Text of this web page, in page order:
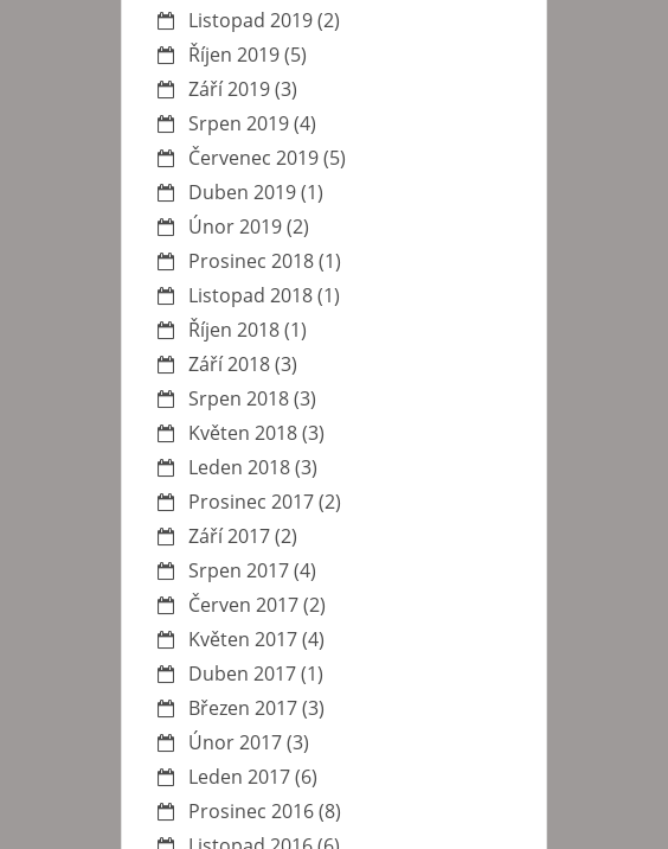
Listopad 2019(2)
Říjen 2019(5)
Září 2019(3)
Srpen 2019(4)
Červenec 2019(5)
Duben 2019(1)
Únor 2019(2)
Prosinec 2018(1)
Listopad 2018(1)
Říjen 2018(1)
Září 2018(3)
Srpen 2018(3)
Květen 2018(3)
Leden 2018(3)
Prosinec 2017(2)
Září 2017(2)
Srpen 2017(4)
Červen 2017(2)
Květen 2017(4)
Duben 2017(1)
Březen 2017(3)
Únor 2017(3)
Leden 2017(6)
Prosinec 2016(8)